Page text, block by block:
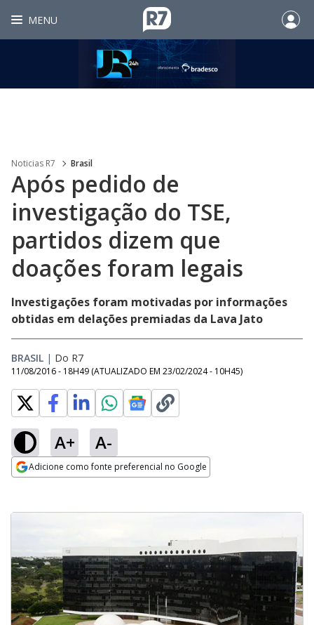
MENU
Noticias R7 Brasil
Após pedido de
investigação do TSE,
partidos dizem que
doações foram legais
Investigações foram motivadas por informações
obtidas em delações premiadas da Lava Jato
BRASIL | Do R7
11/08/2016 - 18H49 (ATUALIZADO EM 23/02/2024 - 10H45)
A+ A-
Adicione como fonte preferencial no Google